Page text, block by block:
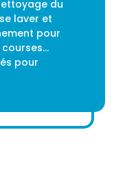
du
laver et
pour
pour